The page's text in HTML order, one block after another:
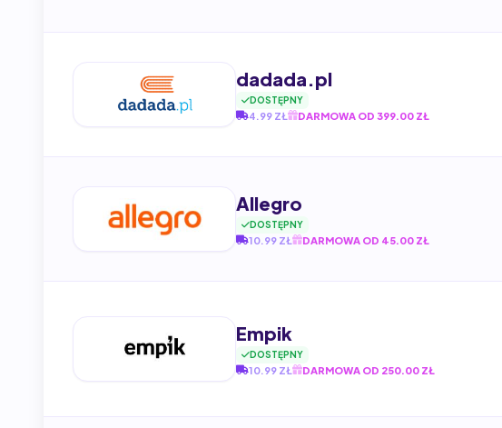
dadada.pl
DOSTĘPNY
4.99 ZŁ DARMOWA OD 399.00 ZŁ
Allegro
DOSTĘPNY
10.99 ZŁ DARMOWA OD 45.00 ZŁ
Empik
DOSTĘPNY
10.99 ZŁ DARMOWA OD 250.00 ZŁ